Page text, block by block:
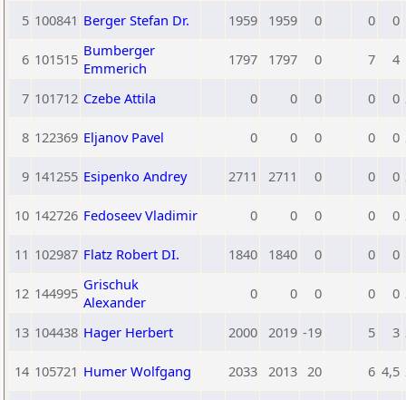
5 100841 Berger Stefan Dr. 1959 1959 0 0 0
6 101515 Bumberger
Emmerich
1797 1797 0 7 4
7 101712 Czebe Attila 0 0 0 0 0
8 122369 Eljanov Pavel 0 0 0 0 0
9 141255 Esipenko Andrey 2711 2711 0 0 0
10 142726 Fedoseev Vladimir 0 0 0 0 0
11 102987 Flatz Robert DI. 1840 1840 0 0 0
12 144995 Grischuk
Alexander
0 0 0 0 0
13 104438 Hager Herbert 2000 2019 -19 5 3
14 105721 Humer Wolfgang 2033 2013 20 6 4,5